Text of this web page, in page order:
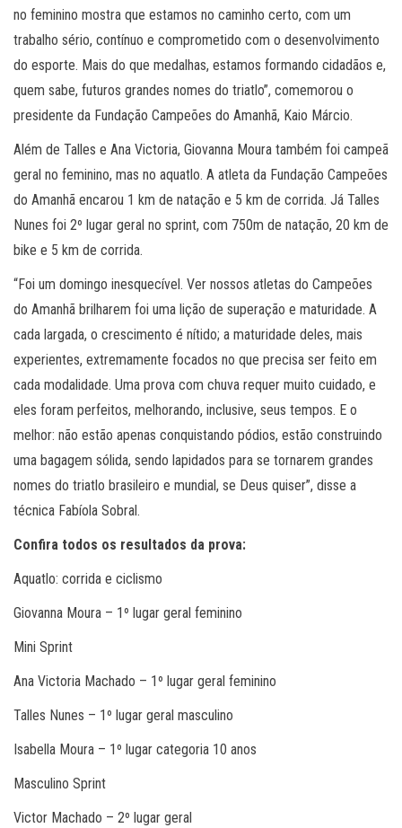
no feminino mostra que estamos no caminho certo, com um
trabalho sério, contínuo e comprometido com o desenvolvimento
do esporte. Mais do que medalhas, estamos formando cidadãos e,
quem sabe, futuros grandes nomes do triatlo”, comemorou o
presidente da Fundação Campeões do Amanhã, Kaio Márcio.
Além de Talles e Ana Victoria, Giovanna Moura também foi campeã
geral no feminino, mas no aquatlo. A atleta da Fundação Campeões
do Amanhã encarou 1 km de natação e 5 km de corrida. Já Talles
Nunes foi 2º lugar geral no sprint, com 750m de natação, 20 km de
bike e 5 km de corrida.
“Foi um domingo inesquecível. Ver nossos atletas do Campeões
do Amanhã brilharem foi uma lição de superação e maturidade. A
cada largada, o crescimento é nítido; a maturidade deles, mais
experientes, extremamente focados no que precisa ser feito em
cada modalidade. Uma prova com chuva requer muito cuidado, e
eles foram perfeitos, melhorando, inclusive, seus tempos. E o
melhor: não estão apenas conquistando pódios, estão construindo
uma bagagem sólida, sendo lapidados para se tornarem grandes
nomes do triatlo brasileiro e mundial, se Deus quiser”, disse a
técnica Fabíola Sobral.
Confira todos os resultados da prova:
Aquatlo: corrida e ciclismo
Giovanna Moura – 1º lugar geral feminino
Mini Sprint
Ana Victoria Machado – 1º lugar geral feminino
Talles Nunes – 1º lugar geral masculino
Isabella Moura – 1º lugar categoria 10 anos
Masculino Sprint
Victor Machado – 2º lugar geral